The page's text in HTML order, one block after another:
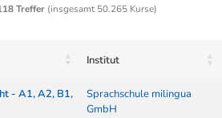
Treffer(insgesamt 50.265 Kurse)
Institut
- A1, A2, B1,
Sprachschule milingua
GmbH